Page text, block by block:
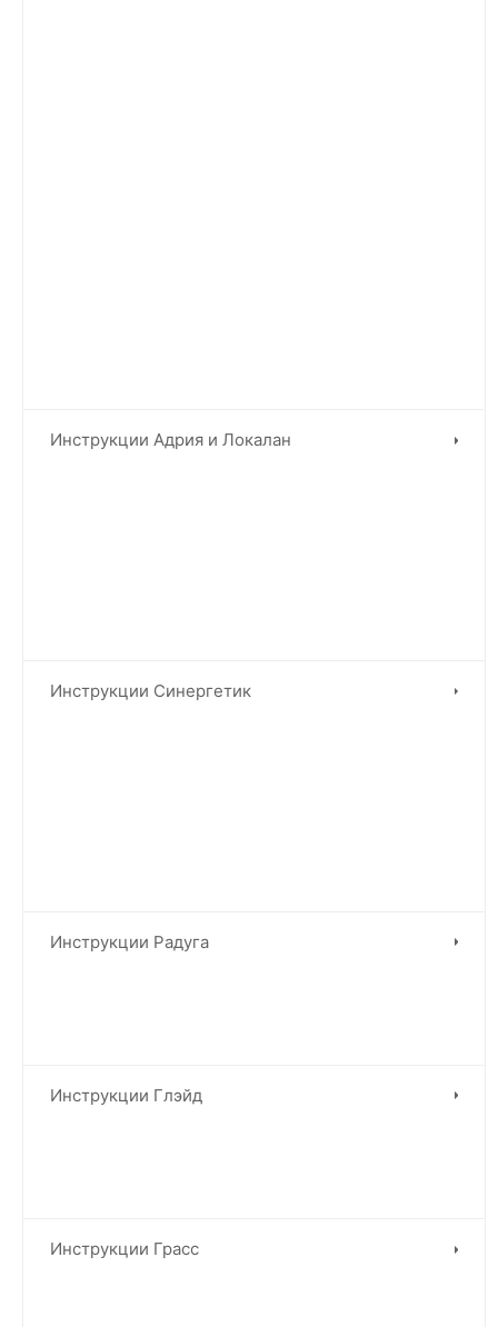
Инструкции Адрия и Локалан
Инструкции Синергетик
Инструкции Радуга
Инструкции Глэйд
Инструкции Грасс